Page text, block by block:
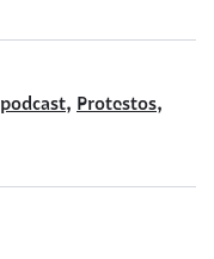
podcast, Protestos,